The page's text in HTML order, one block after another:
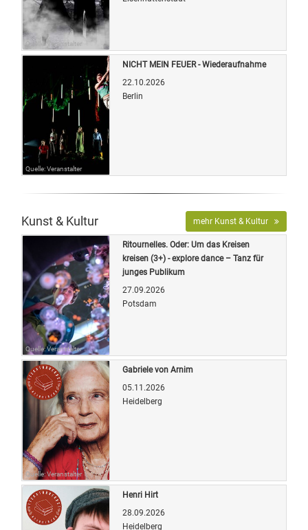
Quelle: Veranstalter
Quelle: Veranstalter
NICHT MEIN FEUER - Wiederaufnahme
22.10.2026
Berlin
Kunst & Kultur mehr Kunst & Kultur
Quelle: Veranstalter
Ritournelles. Oder: Um das Kreisen
kreisen (3+) - explore dance – Tanz für
junges Publikum
27.09.2026
Potsdam
Quelle: Veranstalter
Gabriele von Arnim
05.11.2026
Heidelberg
Henri Hirt
28.09.2026
Heidelberg